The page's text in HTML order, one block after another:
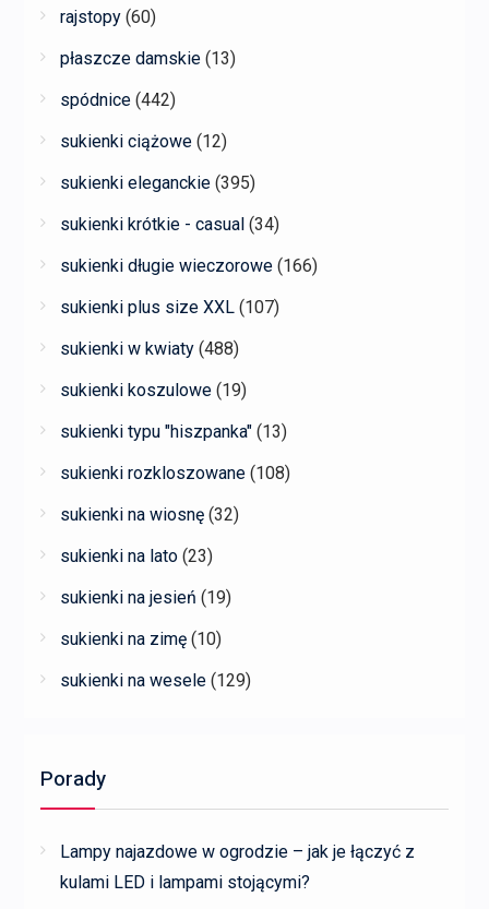
rajstopy (60)
płaszcze damskie (13)
spódnice (442)
sukienki ciążowe (12)
sukienki eleganckie (395)
sukienki krótkie - casual (34)
sukienki długie wieczorowe (166)
sukienki plus size XXL (107)
sukienki w kwiaty (488)
sukienki koszulowe (19)
sukienki typu "hiszpanka" (13)
sukienki rozkloszowane (108)
sukienki na wiosnę (32)
sukienki na lato (23)
sukienki na jesień (19)
sukienki na zimę (10)
sukienki na wesele (129)
Porady
Lampy najazdowe w ogrodzie – jak je łączyć z
kulami LED i lampami stojącymi?